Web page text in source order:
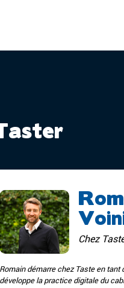
Romain démarre chez Taste en tant